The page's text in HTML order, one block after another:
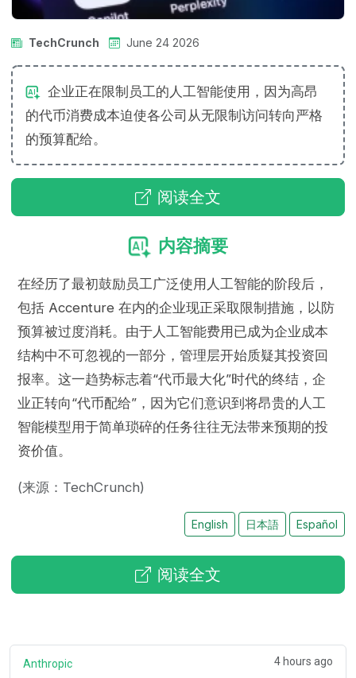
TechCrunch June 24 2026
企业正在限制员工的人工智能使用，因为高昂
的代币消费成本迫使各公司从无限制访问转向严格
的预算配给。
阅读全文
内容摘要
在经历了最初鼓励员工广泛使用人工智能的阶段后，
包括 Accenture 在内的企业现正采取限制措施，以防
预算被过度消耗。由于人工智能费用已成为企业成本
结构中不可忽视的一部分，管理层开始质疑其投资回
报率。这一趋势标志着“代币最大化”时代的终结，企
业正转向“代币配给”，因为它们意识到将昂贵的人工
智能模型用于简单琐碎的任务往往无法带来预期的投
资价值。
(来源：TechCrunch)
English 日本語 Español
阅读全文
Anthropic 4 hours ago